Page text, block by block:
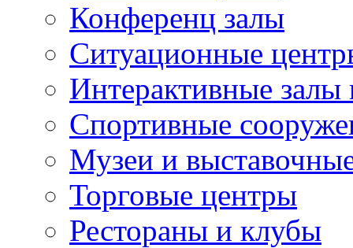
Конференц залы
Ситуационные
Интерактивные залы
Спортивные
Музеи и
Торговые центры
Рестораны и клубы